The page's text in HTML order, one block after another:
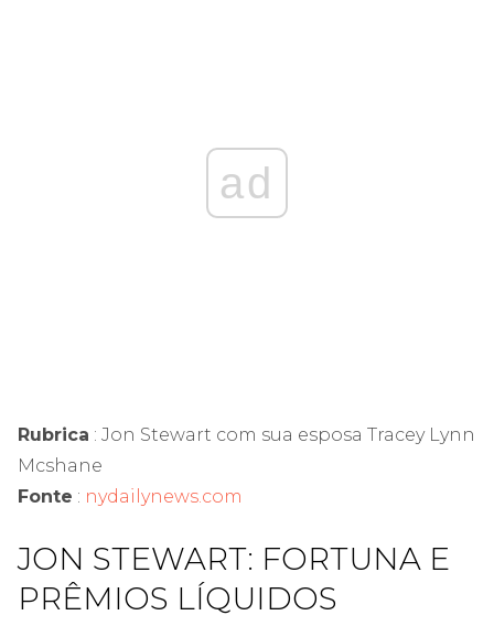
ad
Rubrica : Jon Stewart com sua esposa Tracey Lynn
Mcshane
Fonte : nydailynews.com
JON STEWART: FORTUNA E
PRÊMIOS LÍQUIDOS